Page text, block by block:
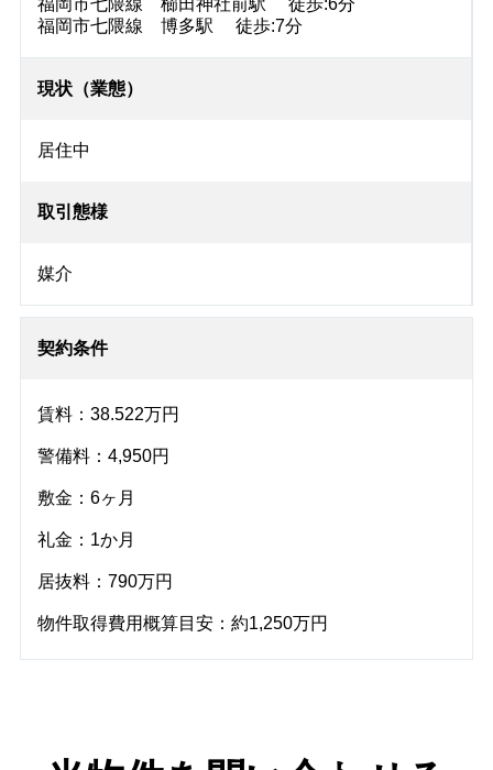
福岡市七隈線 櫛田神社前駅 徒歩:6分
福岡市七隈線 博多駅 徒歩:7分
現状（業態）
居住中
取引態様
媒介
契約条件
賃料：38.522万円
警備料：4,950円
敷金：6ヶ月
礼金：1か月
居抜料：790万円
物件取得費用概算目安：約1,250万円